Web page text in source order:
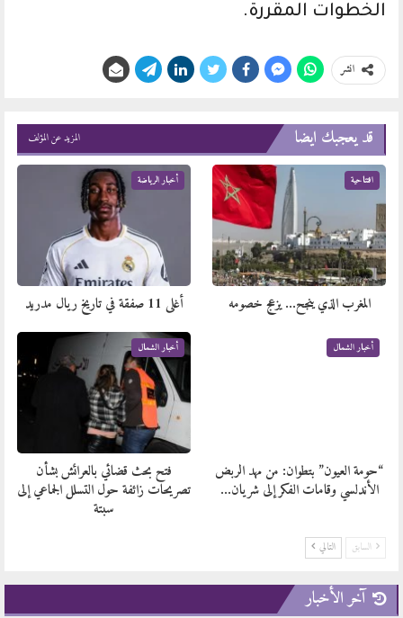
الخطوات المقررة.
انشر
قد يعجبك ايضا المزيد عن المؤلف
افتتاحية
المغرب الذي ينجح… يزعج خصومه
أخبار الرياضة
أغلى 11 صفقة في تاريخ ريال مدريد
أخبار الشمال
“حومة العيون” بتطوان: من مهد الربض
الأندلسي وقامات الفكر إلى شريان…
أخبار الشمال
فتح بحث قضائي بالعرائش بشأن
تصريحات زائفة حول التسلل الجماعي إلى
سبتة
السابق التالي
آخر الأخبار